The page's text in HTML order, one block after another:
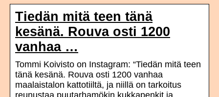
Tiedän mitä teen tänä
kesänä. Rouva osti 1200
vanhaa …
Tommi Koivisto on Instagram: “Tiedän mitä teen
tänä kesänä. Rouva osti 1200 vanhaa
maalaistalon kattotiiltä, ja niillä on tarkoitus